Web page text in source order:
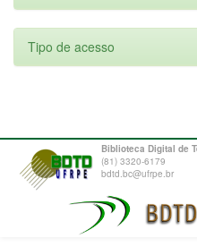
Tipo de acesso
Biblioteca Digital de
(81) 3320-6179
bdtd.bc@ufrpe.br